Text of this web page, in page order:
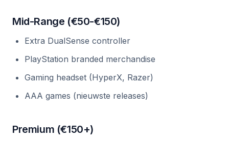
Mid-Range (€50-€150)
Extra DualSense controller
PlayStation branded merchandise
Gaming headset (HyperX, Razer)
AAA games (nieuwste releases)
Premium (€150+)